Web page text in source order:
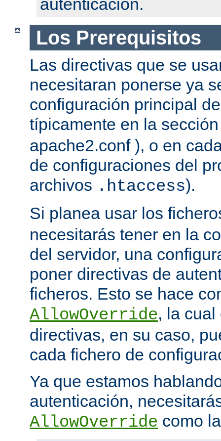
autenticación.
Los Prerequisitos
Las directivas que se
necesitaran ponerse ya
configuración principal
típicamente en la
apache2.conf ), o en
de configuraciones del
archivos .htaccess).
Si planea usar los
necesitarás tener en la
del servidor, una
poner directivas de
ficheros. Esto se hace
AllowOverride, la
directivas, en su caso,
cada fichero de
Ya que estamos
autenticación,
AllowOverride como